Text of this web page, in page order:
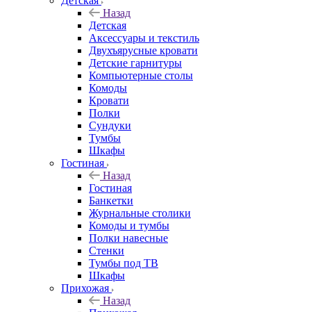
Назад
Детская
Аксессуары и текстиль
Двухъярусные кровати
Детские гарнитуры
Компьютерные столы
Комоды
Кровати
Полки
Сундуки
Тумбы
Шкафы
Гостиная
Назад
Гостиная
Банкетки
Журнальные столики
Комоды и тумбы
Полки навесные
Стенки
Тумбы под ТВ
Шкафы
Прихожая
Назад